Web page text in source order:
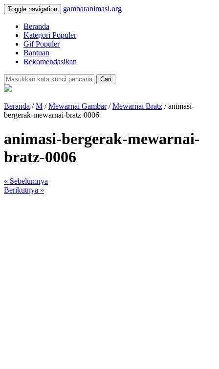
Toggle navigation gambaranimasi.org
Beranda
Kategori Populer
Gif Populer
Bantuan
Rekomendasikan
Cari
Beranda /M /Mewarnai Gambar/Mewarnai Bratz / animasi-
bergerak-mewarnai-bratz-0006
animasi-bergerak-mewarnai-
bratz-0006
« Sebelumnya
Berikutnya »